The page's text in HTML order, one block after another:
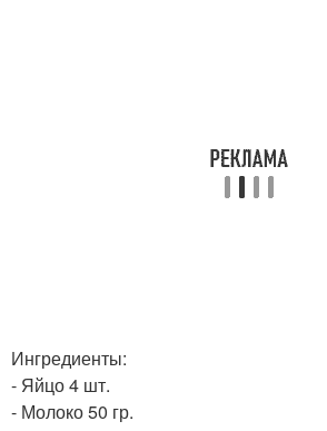
Ингредиенты:
- Яйцо 4 шт.
- Молоко 50 гр.